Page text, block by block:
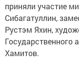
приняли участие
Сибагатуллин,
Рустэм Яхин,
Государственного
Хамитов.